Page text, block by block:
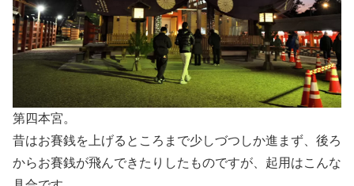
第四本宮。
昔はお賽銭を上げるところまで少しづつしか進まず、後ろ
からお賽銭が飛んできたりしたものですが、起用はこんな